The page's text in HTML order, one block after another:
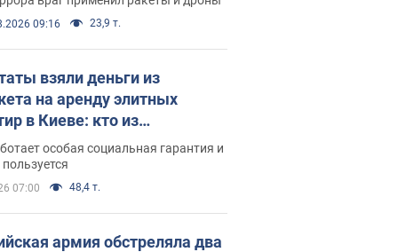
09:16 23,9 т.
взяли деньги из
на аренду элитных
в Киеве: кто из
просил средства
особая социальная гарантия и
07:00 48,4 т.
армия обстреляла два